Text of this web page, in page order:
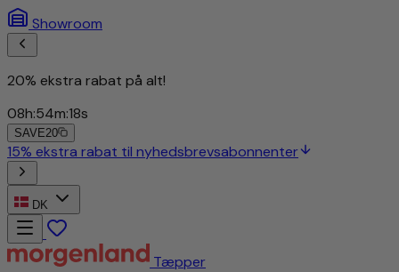
Showroom
20% ekstra rabat på alt!
08h:54m:15s
SAVE20
DK
Tæpper